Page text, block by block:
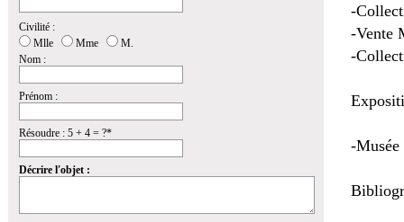
Civilité :
Mlle
Mme
M.
Nom :
Prénom :
Résoudre : 5 + 4 = ?*
Décrire l'objet :
-
-Vente
-
-